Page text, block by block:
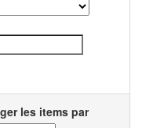
les items par